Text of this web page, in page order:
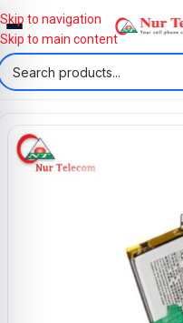
Skip to navigation
Skip to main content